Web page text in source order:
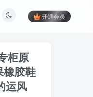
开通会员
柜原
橡胶鞋
运风